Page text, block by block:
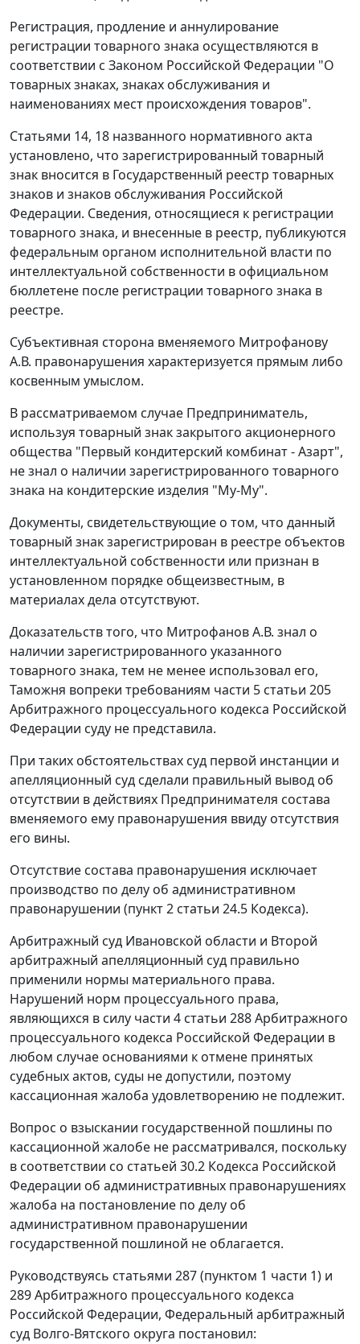
Регистрация, продление и аннулирование
регистрации товарного знака осуществляются в
соответствии с Законом Российской Федерации "О
товарных знаках, знаках обслуживания и
наименованиях мест происхождения товаров".
Статьями 14, 18 названного нормативного акта
установлено, что зарегистрированный товарный
знак вносится в Государственный реестр товарных
знаков и знаков обслуживания Российской
Федерации. Сведения, относящиеся к регистрации
товарного знака, и внесенные в реестр, публикуются
федеральным органом исполнительной власти по
интеллектуальной собственности в официальном
бюллетене после регистрации товарного знака в
реестре.
Субъективная сторона вменяемого Митрофанову
А.В. правонарушения характеризуется прямым либо
косвенным умыслом.
В рассматриваемом случае Предприниматель,
используя товарный знак закрытого акционерного
общества "Первый кондитерский комбинат - Азарт",
не знал о наличии зарегистрированного товарного
знака на кондитерские изделия "Му-Му".
Документы, свидетельствующие о том, что данный
товарный знак зарегистрирован в реестре объектов
интеллектуальной собственности или признан в
установленном порядке общеизвестным, в
материалах дела отсутствуют.
Доказательств того, что Митрофанов А.В. знал о
наличии зарегистрированного указанного
товарного знака, тем не менее использовал его,
Таможня вопреки требованиям части 5 статьи 205
Арбитражного процессуального кодекса Российской
Федерации суду не представила.
При таких обстоятельствах суд первой инстанции и
апелляционный суд сделали правильный вывод об
отсутствии в действиях Предпринимателя состава
вменяемого ему правонарушения ввиду отсутствия
его вины.
Отсутствие состава правонарушения исключает
производство по делу об административном
правонарушении (пункт 2 статьи 24.5 Кодекса).
Арбитражный суд Ивановской области и Второй
арбитражный апелляционный суд правильно
применили нормы материального права.
Нарушений норм процессуального права,
являющихся в силу части 4 статьи 288Арбитражного
процессуального кодекса Российской Федерации в
любом случае основаниями к отмене принятых
судебных актов, суды не допустили, поэтому
кассационная жалоба удовлетворению не подлежит.
Вопрос о взыскании государственной пошлины по
кассационной жалобе не рассматривался, поскольку
в соответствии со статьей 30.2 Кодекса Российской
Федерации об административных правонарушениях
жалоба на постановление по делу об
административном правонарушении
государственной пошлиной не облагается.
Руководствуясь статьями 287 (пунктом 1 части 1) и
289Арбитражного процессуального кодекса
Российской Федерации, Федеральный арбитражный
суд Волго-Вятского округа постановил: